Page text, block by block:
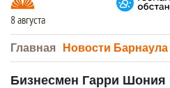
8 августа
Главная Новости Барнаула
Бизнесмен Гарри Шония